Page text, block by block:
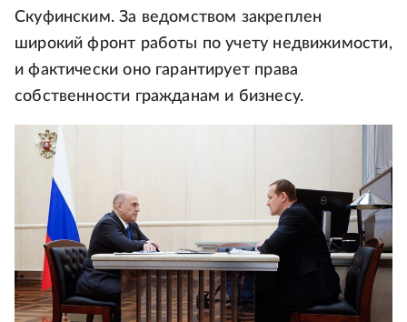
Скуфинским. За ведомством закреплен
широкий фронт работы по учету недвижимости,
и фактически оно гарантирует права
собственности гражданам и бизнесу.